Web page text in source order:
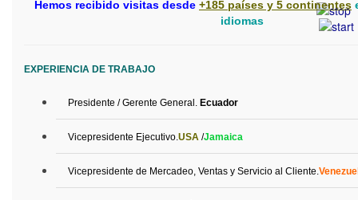
Hemos recibido visitas desde +185 países y 5 continentes
idiomas
EXPERIENCIA DE TRABAJO
Presidente /Gerente General. Ecuador
Vicepresidente Ejecutivo USA /Jamaica
Vicepresidente de Mercadeo, Ventas y Servicio al Cliente.